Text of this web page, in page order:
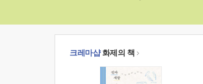
크레마샵화제의 책